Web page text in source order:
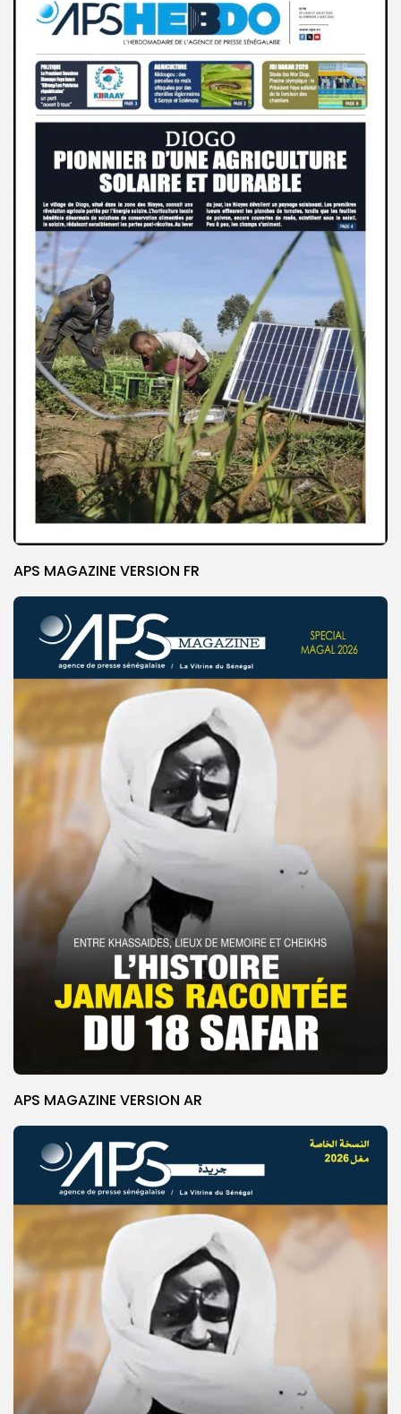
APS MAGAZINE VERSION FR
APS MAGAZINE VERSION AR